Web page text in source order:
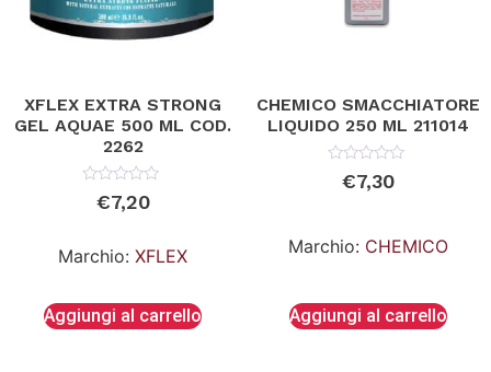
XFLEX EXTRA STRONG
GEL AQUAE 500 ML COD.
2262
Valutato
€7,20
Marchio: XFLEX
Aggiungi al carrello
CHEMICO SMACCHIATORE
LIQUIDO 250 ML 211014
Valutato
€7,30
Marchio: CHEMICO
Aggiungi al carrello